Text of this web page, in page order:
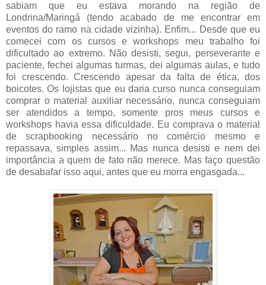
sabiam que eu estava morando na região de
Londrina/Maringá (tendo acabado de me encontrar em
eventos do ramo na cidade vizinha). Enfim... Desde que eu
comecei com os cursos e workshops meu trabalho foi
dificultado ao extremo. Não desisti, segui, perseverante e
paciente, fechei algumas turmas, dei algumas aulas, e tudo
foi crescendo. Crescendo apesar da falta de ética, dos
boicotes. Os lojistas que eu daria curso nunca conseguiam
comprar o material auxiliar necessário, nunca conseguiam
ser atendidos a tempo, somente pros meus cursos e
workshops havia essa dificuldade. Eu comprava o material
de scrapbooking necessário no comércio mesmo e
repassava, simples assim... Mas nunca desisti e nem dei
importância a quem de fato não merece. Mas faço questão
de desabafar isso aqui, antes que eu morra engasgada...